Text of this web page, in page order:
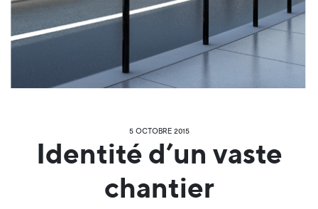
5 OCTOBRE 2015
Identité d’un vaste
chantier